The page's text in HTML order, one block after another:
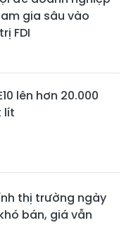
gia sâu vào
FDI
lên hơn 20.000
lít
thị trường ngày
bán, giá vẫn